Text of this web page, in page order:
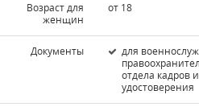
Возраст для
женщин
от 18
Документы
для
отдела кадров
удостоверения